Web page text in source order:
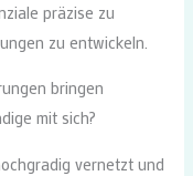
präzise zu
zu entwickeln.
bringen
mit sich?
vernetzt und